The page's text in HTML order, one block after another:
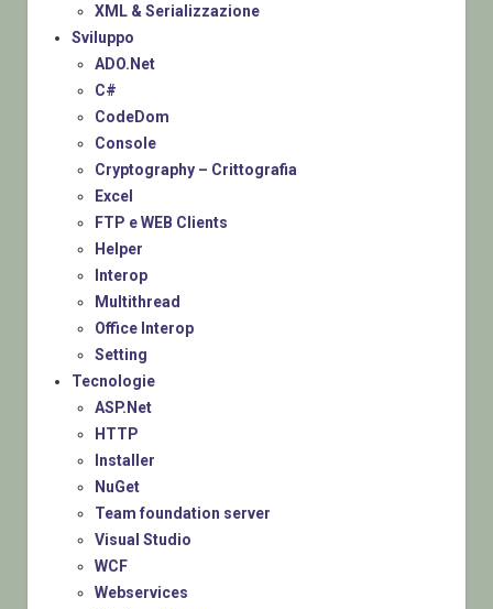
XML & Serializzazione
Sviluppo
ADO.Net
C#
CodeDom
Console
Cryptography – Crittografia
Excel
FTP e WEB Clients
Helper
Interop
Multithread
Office Interop
Setting
Tecnologie
ASP.Net
HTTP
Installer
NuGet
Team foundation server
Visual Studio
WCF
Webservices